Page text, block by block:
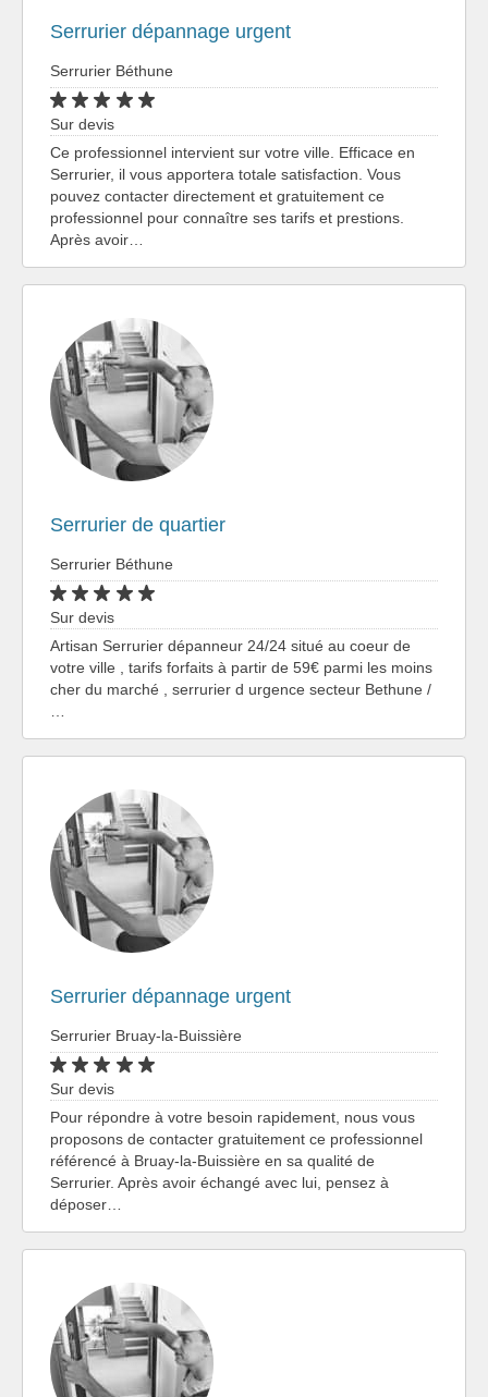
Serrurier dépannage urgent
Serrurier Béthune
Sur devis
Ce professionnel intervient sur votre ville. Efficace en
Serrurier, il vous apportera totale satisfaction. Vous
pouvez contacter directement et gratuitement ce
professionnel pour connaître ses tarifs et prestions.
Après avoir…
Serrurier de quartier
Serrurier Béthune
Sur devis
Artisan Serrurier dépanneur 24/24 situé au coeur de
votre ville , tarifs forfaits à partir de 59€ parmi les moins
cher du marché , serrurier d urgence secteur Bethune /
…
Serrurier dépannage urgent
Serrurier Bruay-la-Buissière
Sur devis
Pour répondre à votre besoin rapidement, nous vous
proposons de contacter gratuitement ce professionnel
référencé à Bruay-la-Buissière en sa qualité de
Serrurier. Après avoir échangé avec lui, pensez à
déposer…